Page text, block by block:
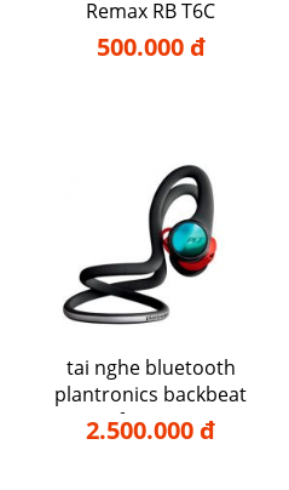
Remax RB T6C
500.000 đ
tai nghe bluetooth
plantronics backbeat
fit 2100
2.500.000 đ